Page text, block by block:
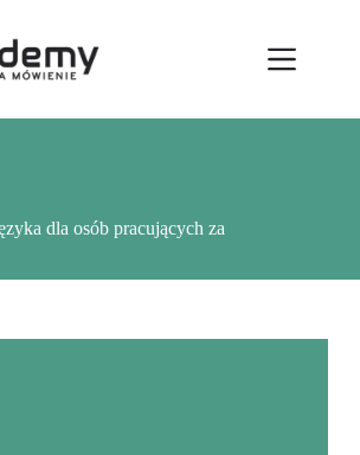
dla osób pracujących za